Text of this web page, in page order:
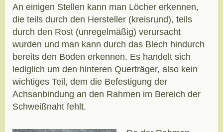
An einigen Stellen kann man Löcher erkennen,
die teils durch den Hersteller (kreisrund), teils
durch den Rost (unregelmäßig) verursacht
wurden und man kann durch das Blech hindurch
bereits den Boden erkennen. Es handelt sich
lediglich um den hinteren Querträger, also kein
wichtiges Teil, dem die Befestigung der
Achsanbindung an den Rahmen im Bereich der
Schweißnaht fehlt.